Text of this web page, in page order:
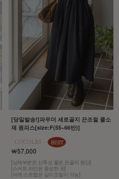
[당일발송!]파우더 세로골지 끈조절 쿨소
재 원피스[size:F(55~66반)]
￦57,000
[상체부분은 신축성 좋은 잔골지 원단]
[스커트 라인은 풍성한 핏]
[어깨 스트랩은 길이조절이 가능]